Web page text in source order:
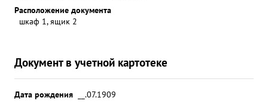
Расположение документа
шкаф 1, ящик 2
Документ в учетной картотеке
Дата рождения
__.07.1909